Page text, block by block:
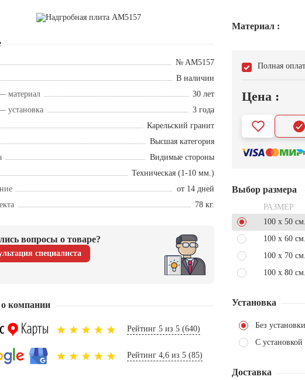
№ AM5157
В наличии
материал
30 лет
установка
3 года
Карельский гранит
Высшая категория
Видимые стороны
Техническая (1-10 мм.)
от 14 дней
78 кг.
вопросы о товаре?
специалиста
компании
Рейтинг 5 из 5 (640)
Рейтинг 4,6 из 5 (85)
Материал :
Полная
Цена :
Выбор размера
РАЗМЕР
100 x 50 см.
100 x 60 см.
100 x 70 см.
100 x 80 см.
Установка
Без установки
С установкой
Доставка